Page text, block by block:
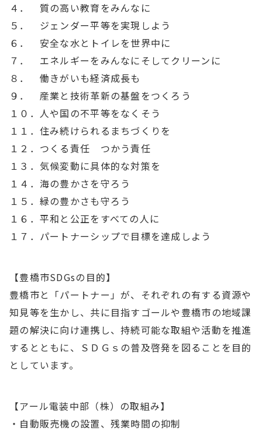
４． 質の高い教育をみんなに
５． ジェンダー平等を実現しよう
６． 安全な水とトイレを世界中に
７． エネルギーをみんなにそしてクリーンに
８． 働きがいも経済成長も
９． 産業と技術革新の基盤をつくろう
１０．人や国の不平等をなくそう
１１．住み続けられるまちづくりを
１２．つくる責任 つかう責任
１３．気候変動に具体的な対策を
１４．海の豊かさを守ろう
１５．緑の豊かさも守ろう
１６．平和と公正をすべての人に
１７．パートナーシップで目標を達成しよう
【豊橋市SDGsの目的】
豊橋市と「パートナー」が、それぞれの有する資源や
知見等を生かし、共に目指すゴールや豊橋市の地域課
題の解決に向け連携し、持続可能な取組や活動を推進
するとともに、ＳＤＧｓの普及啓発を図ることを目的
としています。
【アール電装中部（株）の取組み】
・自動販売機の設置、残業時間の抑制